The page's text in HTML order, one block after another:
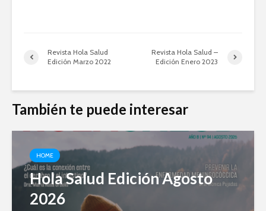
Revista Hola Salud
Edición Marzo 2022
Revista Hola Salud –
Edición Enero 2023
También te puede interesar
HOME
Hola Salud Edición Agosto
2026